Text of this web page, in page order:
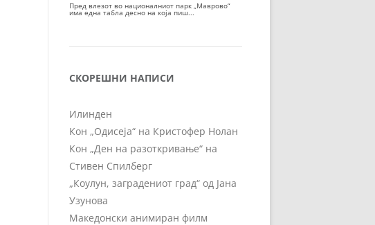
СКОРЕШНИ НАПИСИ
Илинден
Кон „Одисеја“ на Кристофер Нолан
Кон „Ден на разоткривање“ на
Стивен Спилберг
„Коулун, заградениот град“ од Јана
Узунова
Македонски анимиран филм